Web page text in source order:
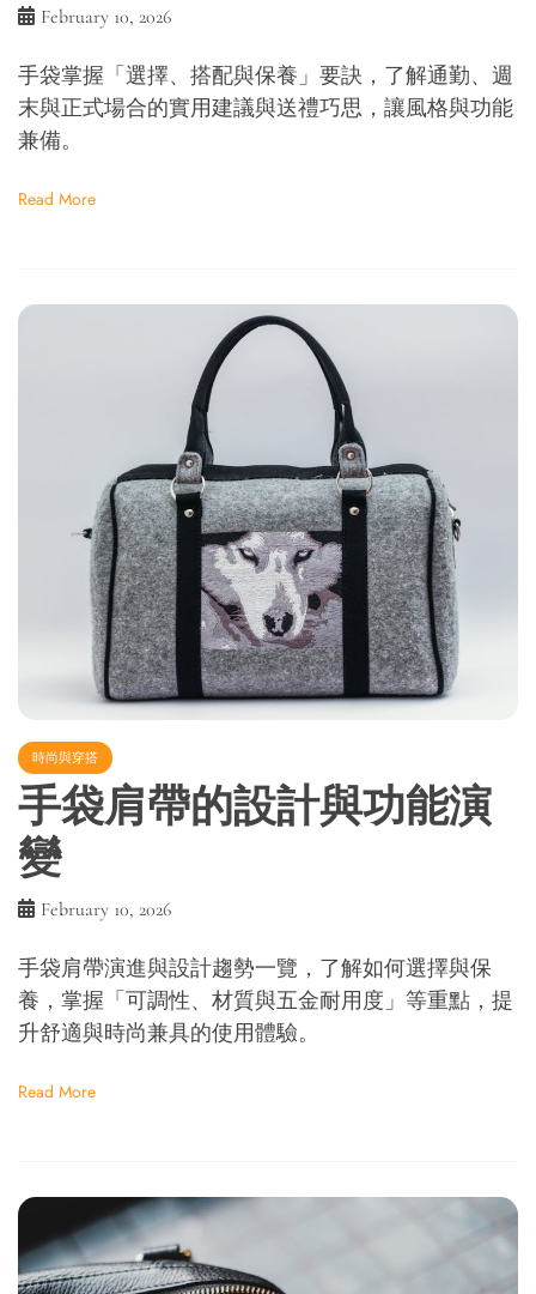
February 10, 2026
手袋掌握「選擇、搭配與保養」要訣，了解通勤、週
末與正式場合的實用建議與送禮巧思，讓風格與功能
兼備。
Read More
時尚與穿搭
手袋肩帶的設計與功能演
變
February 10, 2026
手袋肩帶演進與設計趨勢一覽，了解如何選擇與保
養，掌握「可調性、材質與五金耐用度」等重點，提
升舒適與時尚兼具的使用體驗。
Read More